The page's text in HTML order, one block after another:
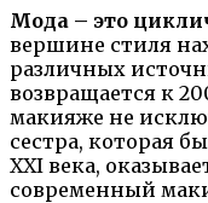
Мода – это
вершине стиля
различных
возвращается к
макияже не
сестра, которая
XXI века,
современный